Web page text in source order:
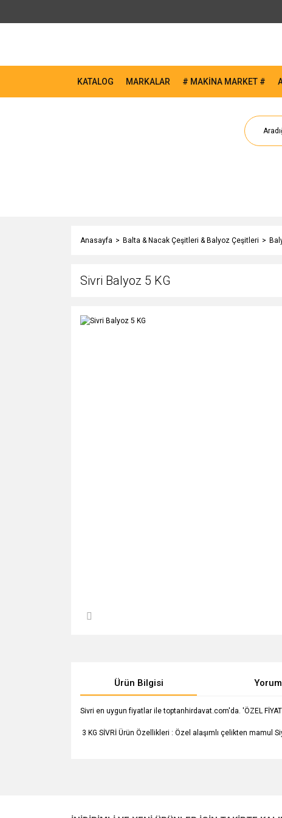
KATALOG MARKALAR # MAKİNA MARKET #
Anasayfa Balta & Nacak Çeşitleri & Balyoz Çeşitleri
Sivri Balyoz 5 KG
Ürün Bilgisi
Sivri en uygun fiyatlar ile toptanhirdavat.com'da. 'ÖZEL
3 KG SİVRİ Ürün Özellikleri : Özel alaşımlı çelikten mamul